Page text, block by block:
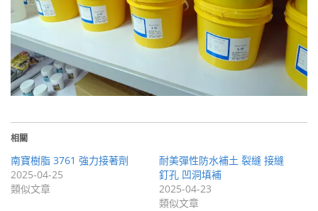
相關
南寶樹脂 3761 強力接著劑
2025-04-25
類似文章
耐美彈性防水補土 裂縫 接縫
釘孔 凹洞填補
2025-04-23
類似文章